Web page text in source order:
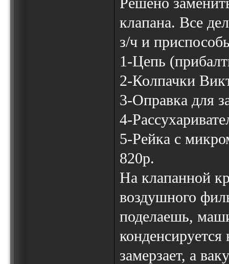
клапана. Все
з/ч и
1-Цепь
2-Колпачки
3-Оправка для
4-
5-Рейка с
820р.
На клапанной
воздушного
поделаешь,
замерзает, а